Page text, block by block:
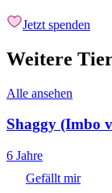
Jetzt spenden
Weitere
Alle ansehen
Shaggy (Imbo
6 Jahre
Gefällt mir